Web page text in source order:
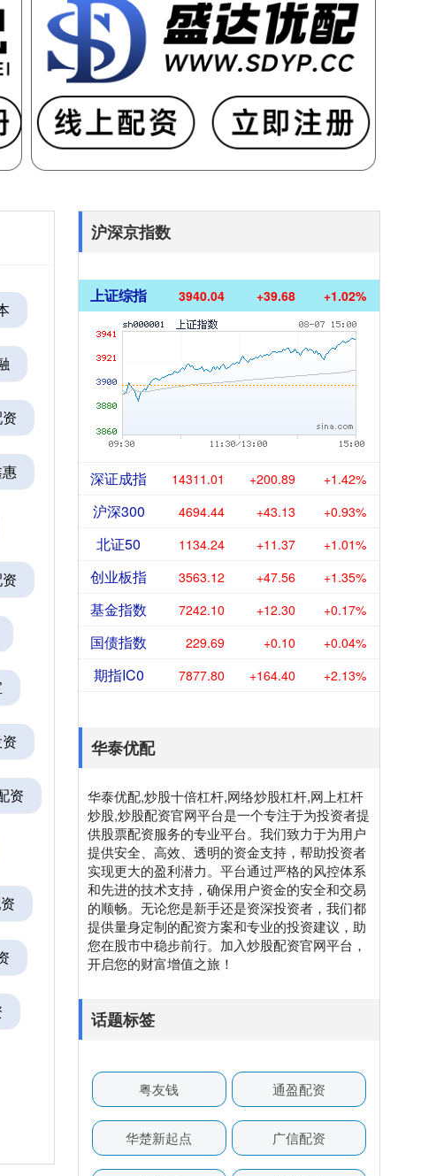
资
沪深京指数
上证综指 3940.04 +39.68 +1.02%
深证成指 14311.01 +200.89 +1.42%
沪深300 4694.44 +43.13 +0.93%
北证50 1134.24 +11.37 +1.01%
创业板指 3563.12 +47.56 +1.35%
基金指数 7242.10 +12.30 +0.17%
国债指数 229.69 +0.10 +0.04%
期指IC0 7877.80 +164.40 +2.13%
华泰优配
华泰优配,炒股十倍杠杆,网络炒股杠杆,网上杠杆
炒股,炒股配资官网平台是一个专注于为投资者提
供股票配资服务的专业平台。我们致力于为用户
提供安全、高效、透明的资金支持，帮助投资者
实现更大的盈利潜力。平台通过严格的风控体系
和先进的技术支持，确保用户资金的安全和交易
的顺畅。无论您是新手还是资深投资者，我们都
提供量身定制的配资方案和专业的投资建议，助
您在股市中稳步前行。加入炒股配资官网平台，
开启您的财富增值之旅！
话题标签
粤友钱 通盈配资
华楚新起点 广信配资